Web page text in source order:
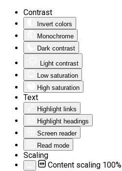
Contrast
Invert colors
Monochrome
Dark contrast
Light contrast
Low saturation
High saturation
Text
Highlight links
Highlight headings
Screen reader
Read mode
Scaling
Content scaling 100%